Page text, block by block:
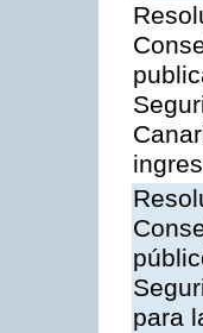
para